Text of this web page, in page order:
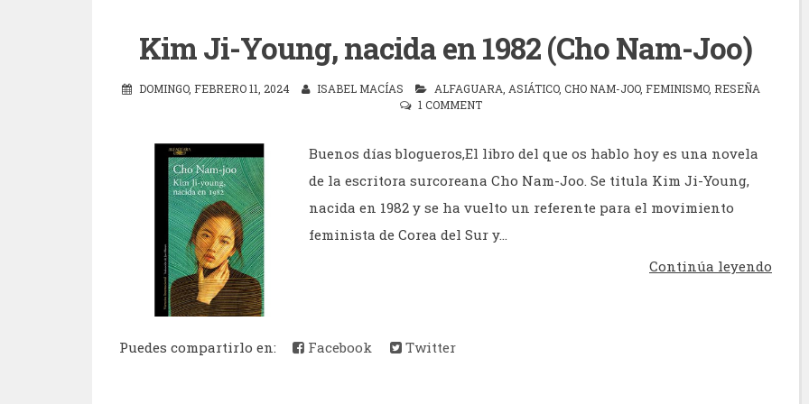
Kim Ji-Young, nacida en 1982 (Cho Nam-Joo)
DOMINGO, FEBRERO 11, 2024 ISABEL MACÍAS ALFAGUARA ASIÁTICO, CHO NAM-JOO, FEMINISMO, RESEÑA
1 COMMENT
Buenos días blogueros,El libro del que os hablo hoy es una novela
de la escritora surcoreana Cho Nam-Joo. Se titula Kim Ji-Young,
nacida en 1982 y se ha vuelto un referente para el movimiento
feminista de Corea del Sur y...
Continúa leyendo
Puedes compartirlo en: Facebook Twitter